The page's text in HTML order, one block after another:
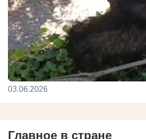
03.06.2026
Главное в стране